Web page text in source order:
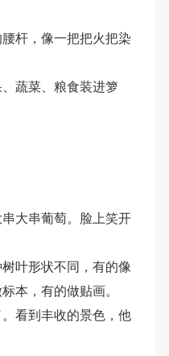
杆，像一把把火把染
蔬菜、粮食装进箩
大串葡萄。脸上笑开
叶形状不同，有的像
本，有的做贴画。
看到丰收的景色，他